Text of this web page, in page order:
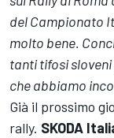
del Campionato
molto bene.
tanti tifosi
che abbiamo
Già il prossimo
rally. SKODA